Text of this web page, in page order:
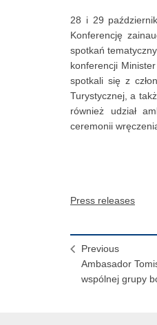
28 i 29
Konferencję
spotkań
konferencji
spotkali się z
Turystycznej, a
również udział
ceremonii
Press releases
Previous
Ambasador
wspólnej grupy